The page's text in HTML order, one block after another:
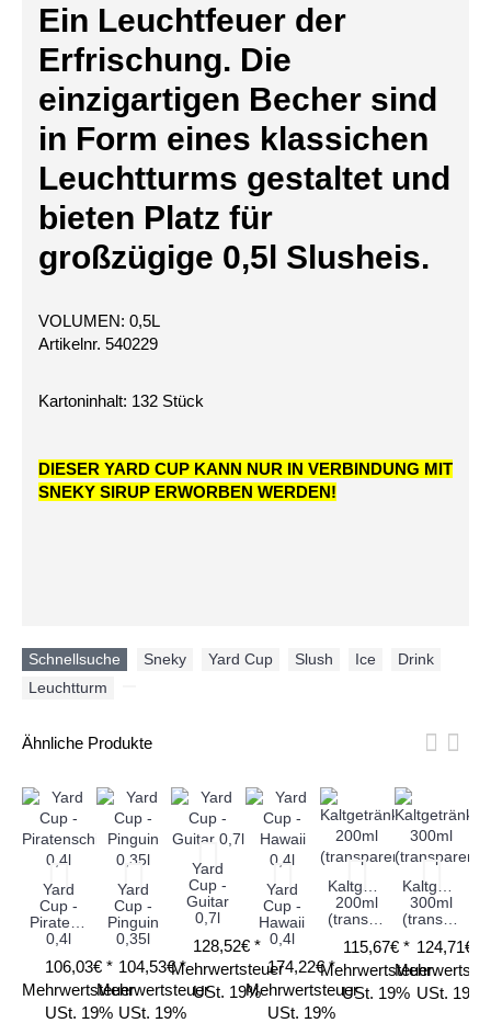
Ein Leuchtfeuer der
Erfrischung. Die
einzigartigen Becher sind
in Form eines klassichen
Leuchtturms gestaltet und
bieten Platz für
großzügige 0,5l Slusheis.
VOLUMEN: 0,5L
Artikelnr. 540229
Kartoninhalt: 132 Stück
DIESER YARD CUP KANN NUR IN VERBINDUNG MIT
SNEKY SIRUP ERWORBEN WERDEN!
Schnellsuche Sneky Yard Cup Slush Ice Drink
Leuchtturm
Ähnliche Produkte
Yard
Cup -
Piratenschiff
0,4l
106,03€ *
Mehrwertsteuer
USt. 19%
Yard
Cup -
Pinguin
0,35l
104,53€ *
Mehrwertsteuer
USt. 19%
Yard
Cup -
Guitar
0,7l
128,52€ *
Mehrwertsteuer
USt. 19%
Yard
Cup -
Hawaii
0,4l
174,22€ *
Mehrwertsteuer
USt. 19%
Kaltgetränkebecher
200ml
(transparent)
115,67€ *
Mehrwertsteuer
USt. 19%
300ml
(transparent)
124,71€ *
USt. 19%